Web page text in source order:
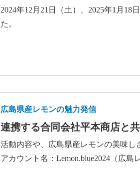
2024年12月21日（土）、2025年1月18
た。
広島県産レモンの魅力発信
連携する合同会社平本商店と
活動内容や、広島県産レモンの美味し
アカウント名：Lemon.blue2024（広島